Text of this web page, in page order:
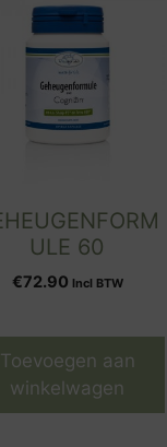
ULE 60
€72.90 Incl BTW
Toevoegen aan
winkelwagen